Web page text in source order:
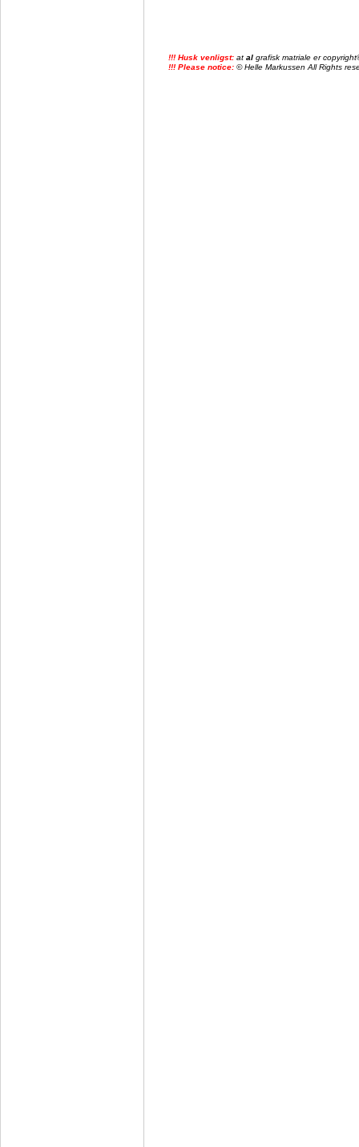
!!! Husk venligst: at al grafisk matriale er
!!! Please notice: © Helle Markussen All Rights